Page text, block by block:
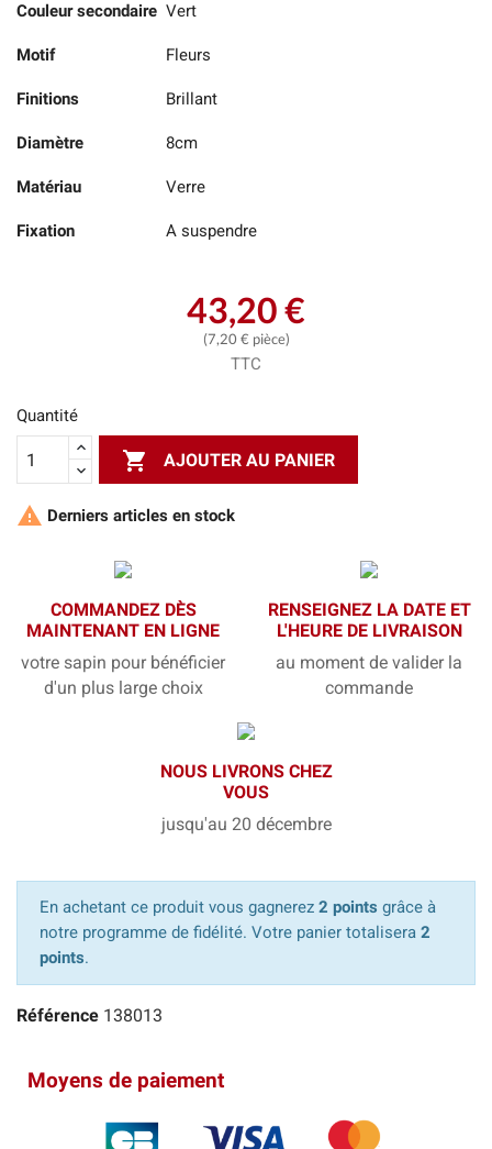
Couleur secondaire Vert
Motif Fleurs
Finitions Brillant
Diamètre 8cm
Matériau Verre
Fixation A suspendre
43,20 €
(7,20 € pièce)
TTC
Quantité
 AJOUTER AU PANIER
 Derniers articles en stock
COMMANDEZ DÈS
MAINTENANT EN LIGNE
votre sapin pour bénéficier
d'un plus large choix
RENSEIGNEZ LA DATE ET
L'HEURE DE LIVRAISON
au moment de valider la
commande
NOUS LIVRONS CHEZ
VOUS
jusqu'au 20 décembre
En achetant ce produit vous gagnerez 2 points grâce à
notre programme de fidélité. Votre panier totalisera 2
points.
Référence 138013
Moyens de paiement